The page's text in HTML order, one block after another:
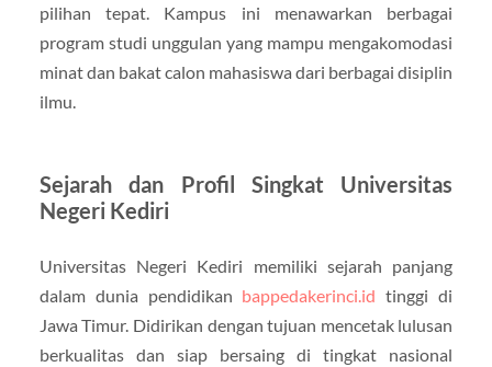
pilihan tepat. Kampus ini menawarkan berbagai
program studi unggulan yang mampu mengakomodasi
minat dan bakat calon mahasiswa dari berbagai disiplin
ilmu.
Sejarah dan Profil Singkat Universitas
Negeri Kediri
Universitas Negeri Kediri memiliki sejarah panjang
dalam dunia pendidikan bappedakerinci.id tinggi di
Jawa Timur. Didirikan dengan tujuan mencetak lulusan
berkualitas dan siap bersaing di tingkat nasional